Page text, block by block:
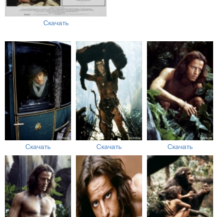
Скачать
Скачать Скачать Скачать